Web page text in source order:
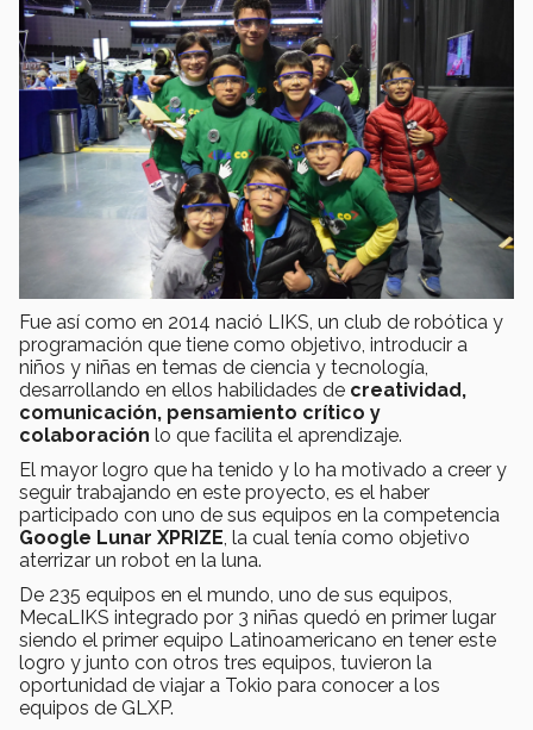
Fue así como en 2014 nació LIKS, un club de robótica y
programación que tiene como objetivo, introducir a
niños y niñas en temas de ciencia y tecnología,
desarrollando en ellos habilidades de creatividad,
comunicación, pensamiento crítico y
colaboración lo que facilita el aprendizaje.
El mayor logro que ha tenido y lo ha motivado a creer y
seguir trabajando en este proyecto, es el haber
participado con uno de sus equipos en la competencia
Google Lunar XPRIZE, la cual tenía como objetivo
aterrizar un robot en la luna.
De 235 equipos en el mundo, uno de sus equipos,
MecaLIKS integrado por 3 niñas quedó en primer lugar
siendo el primer equipo Latinoamericano en tener este
logro y junto con otros tres equipos, tuvieron la
oportunidad de viajar a Tokio para conocer a los
equipos de GLXP.